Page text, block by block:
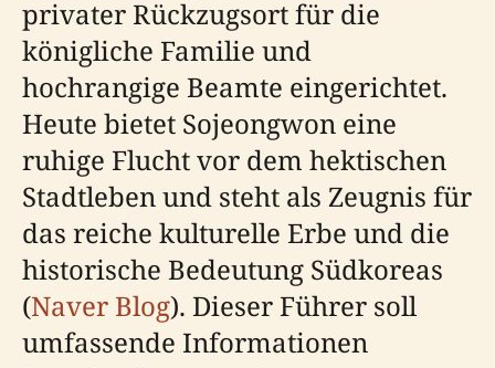
privater Rückzugsort für die
königliche Familie und
hochrangige Beamte eingerichtet.
Heute bietet Sojeongwon eine
ruhige Flucht vor dem hektischen
Stadtleben und steht als Zeugnis für
das reiche kulturelle Erbe und die
historische Bedeutung Südkoreas
(Naver Blog). Dieser Führer soll
umfassende Informationen